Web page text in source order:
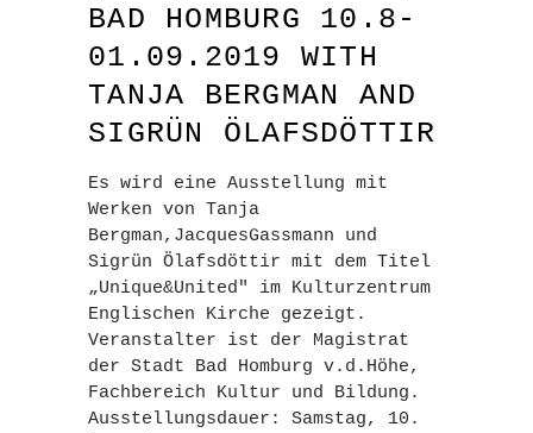
BAD HOMBURG 10.8-
01.09.2019 WITH
TANJA BERGMAN AND
SIGRÜN ÖLAFSDÖTTIR
Es wird eine Ausstellung mit
Werken von Tanja
Bergman,JacquesGassmann und
Sigrün Ölafsdöttir mit dem Titel
„Unique&United" im Kulturzentrum
Englischen Kirche gezeigt.
Veranstalter ist der Magistrat
der Stadt Bad Homburg v.d.Höhe,
Fachbereich Kultur und Bildung.
Ausstellungsdauer: Samstag, 10.